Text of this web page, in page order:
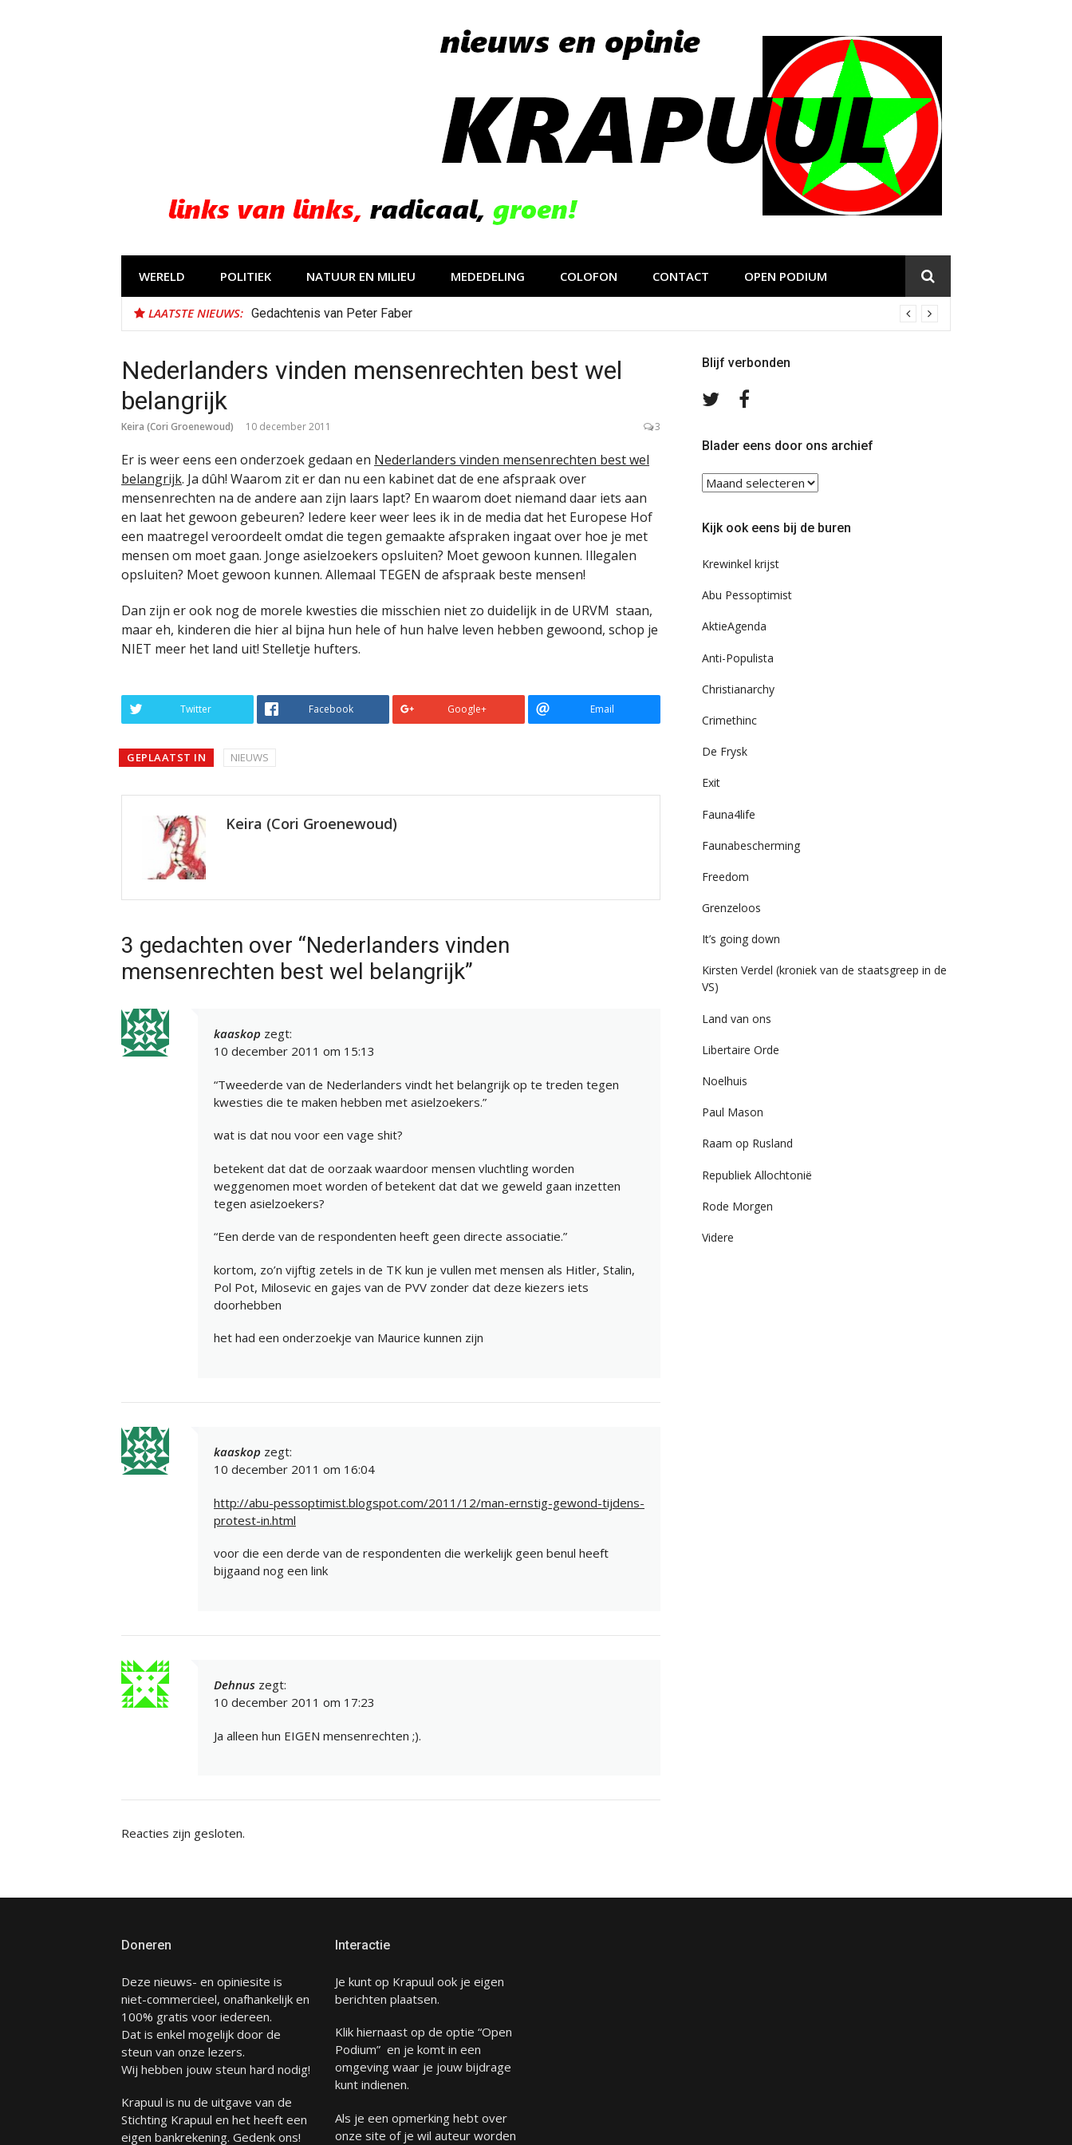
WERELD POLITIEK NATUUR EN MILIEU MEDEDELING COLOFON CONTACT OPEN PODIUM
LAATSTE NIEUWS: Gedachtenis van Peter Faber
Nederlanders vinden mensenrechten best wel
belangrijk
Keira (Cori Groenewoud) 10 december 2011 3
Er is weer eens een onderzoek gedaan en Nederlanders vinden mensenrechten best wel
belangrijk. Ja dûh! Waarom zit er dan nu een kabinet dat de ene afspraak over
mensenrechten na de andere aan zijn laars lapt? En waarom doet niemand daar iets aan
en laat het gewoon gebeuren? Iedere keer weer lees ik in de media dat het Europese Hof
een maatregel veroordeelt omdat die tegen gemaakte afspraken ingaat over hoe je met
mensen om moet gaan. Jonge asielzoekers opsluiten? Moet gewoon kunnen. Illegalen
opsluiten? Moet gewoon kunnen. Allemaal TEGEN de afspraak beste mensen!
Dan zijn er ook nog de morele kwesties die misschien niet zo duidelijk in de URVM staan,
maar eh, kinderen die hier al bijna hun hele of hun halve leven hebben gewoond, schop je
NIET meer het land uit! Stelletje hufters.
Twitter Facebook Google+ Email
GEPLAATST IN NIEUWS
Keira (Cori Groenewoud)
3 gedachten over “Nederlanders vinden
mensenrechten best wel belangrijk”
kaaskop zegt:
10 december 2011 om 15:13
“Tweederde van de Nederlanders vindt het belangrijk op te treden tegen
kwesties die te maken hebben met asielzoekers.”
wat is dat nou voor een vage shit?
betekent dat dat de oorzaak waardoor mensen vluchtling worden
weggenomen moet worden of betekent dat dat we geweld gaan inzetten
tegen asielzoekers?
“Een derde van de respondenten heeft geen directe associatie.”
kortom, zo’n vijftig zetels in de TK kun je vullen met mensen als Hitler, Stalin,
Pol Pot, Milosevic en gajes van de PVV zonder dat deze kiezers iets
doorhebben
het had een onderzoekje van Maurice kunnen zijn
kaaskop zegt:
10 december 2011 om 16:04
http://abu-pessoptimist.blogspot.com/2011/12/man-ernstig-gewond-tijdens-
protest-in.html
voor die een derde van de respondenten die werkelijk geen benul heeft
bijgaand nog een link
Dehnus zegt:
10 december 2011 om 17:23
Ja alleen hun EIGEN mensenrechten ;).
Reacties zijn gesloten.
Blijf verbonden
Volg
TwitterFacebook
Blader eens door ons archief
Blader
eens
ons
Kijk ook eens bij de buren
Krewinkel krijst
Abu Pessoptimist
AktieAgenda
Anti-Populista
Christianarchy
Crimethinc
De Frysk
Exit
Fauna4life
Faunabescherming
Freedom
Grenzeloos
It’s going down
Kirsten Verdel (kroniek van de staatsgreep in de
VS)
Land van ons
Libertaire Orde
Noelhuis
Paul Mason
Raam op Rusland
Republiek Allochtonië
Rode Morgen
Videre
Doneren
Deze nieuws- en opiniesite is
niet-commercieel, onafhankelijk en
100% gratis voor iedereen.
Dat is enkel mogelijk door de
steun van onze lezers.
Wij hebben jouw steun hard nodig!
Krapuul is nu de uitgave van de
Stichting Krapuul en het heeft een
eigen bankrekening. Gedenk ons!
Interactie
Je kunt op Krapuul ook je eigen
berichten plaatsen.
Klik hiernaast op de optie “Open
Podium” en je komt in een
omgeving waar je jouw bijdrage
kunt indienen.
Als je een opmerking hebt over
onze site of je wil auteur worden